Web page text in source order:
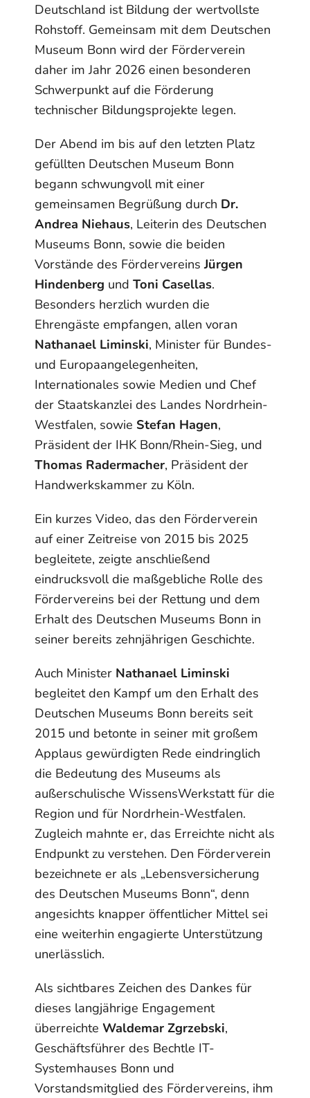
Deutschland ist Bildung der wertvollste
Rohstoff. Gemeinsam mit dem Deutschen
Museum Bonn wird der Förderverein
daher im Jahr 2026 einen besonderen
Schwerpunkt auf die Förderung
technischer Bildungsprojekte legen.
Der Abend im bis auf den letzten Platz
gefüllten Deutschen Museum Bonn
begann schwungvoll mit einer
gemeinsamen Begrüßung durch Dr.
Andrea Niehaus, Leiterin des Deutschen
Museums Bonn, sowie die beiden
Vorstände des FördervereinsJürgen
Hindenberg und Toni Casellas.
Besonders herzlich wurden die
Ehrengäste empfangen, allen voran
Nathanael Liminski, Minister für Bundes-
und Europaangelegenheiten,
Internationales sowie Medien und Chef
der Staatskanzlei des Landes Nordrhein-
Westfalen, sowie Stefan Hagen,
Präsident der IHK Bonn/Rhein-Sieg, und
Thomas Radermacher, Präsident der
Handwerkskammer zu Köln.
Ein kurzes Video, das den Förderverein
auf einer Zeitreise von 2015 bis 2025
begleitete, zeigte anschließend
eindrucksvoll die maßgebliche Rolle des
Fördervereins bei der Rettung und dem
Erhalt des Deutschen Museums Bonn in
seiner bereits zehnjährigen Geschichte.
Auch Minister Nathanael Liminski
begleitet den Kampf um den Erhalt des
Deutschen Museums Bonn bereits seit
2015 und betonte in seiner mit großem
Applaus gewürdigten Rede eindringlich
die Bedeutung des Museums als
außerschulische WissensWerkstatt für die
Region und für Nordrhein-Westfalen.
Zugleich mahnte er, das Erreichte nicht als
Endpunkt zu verstehen. Den Förderverein
bezeichnete er als „Lebensversicherung
des Deutschen Museums Bonn“, denn
angesichts knapper öffentlicher Mittel sei
eine weiterhin engagierte Unterstützung
unerlässlich.
Als sichtbares Zeichen des Dankes für
dieses langjährige Engagement
überreichte Waldemar Zgrzebski,
Geschäftsführer des Bechtle IT-
Systemhauses Bonn und
Vorstandsmitglied des Fördervereins, ihm